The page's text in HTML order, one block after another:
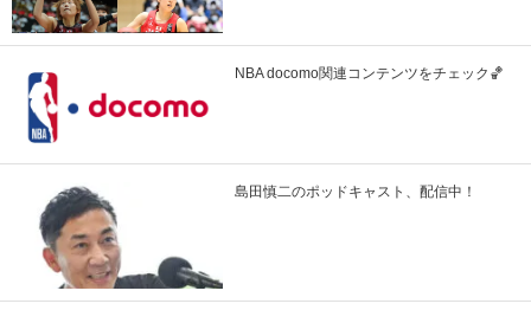
NBA docomo関連コンテンツをチェック🏀
島田慎二のポッドキャスト、配信中！